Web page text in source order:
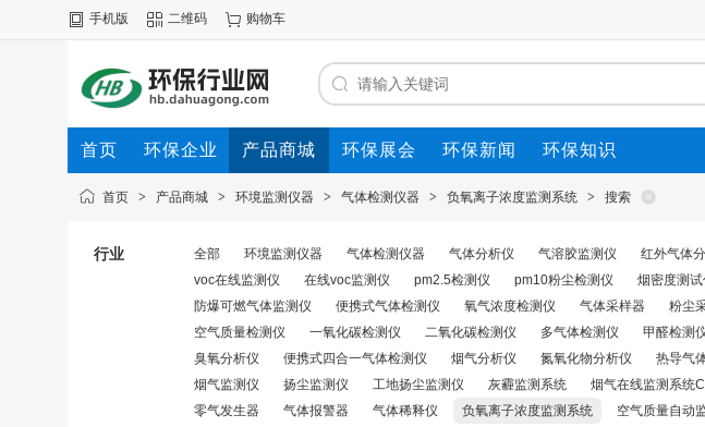
手机版 二维码 购物车
首页 环保企业 产品商城 环保展会 环保新闻 环保知识
首页 > 产品商城 > 环境监测仪器 > 气体检测仪器 > 负氧离子浓度监测系统 > 搜索
行业 全部 环境监测仪器 气体检测仪器 气体分析仪 气溶胶监测仪 红外气体
voc在线监测仪
在线voc监测仪 pm2.5检测仪 pm10粉尘检测仪 烟密度测试
防爆可燃气体监测仪
便携式气体检测仪 氧气浓度检测仪 气体采样器 粉尘
空气质量检测仪
一氧化碳检测仪 二氧化碳检测仪 多气体检测仪 甲醛检测
臭氧分析仪
便携式四合一气体检测仪 烟气分析仪 氮氧化物分析仪 热导气
烟气监测仪
扬尘监测仪 工地扬尘监测仪 灰霾监测系统 烟气在线监测系统
零气发生器
气体报警器 气体稀释仪 负氧离子浓度监测系统 空气质量自动